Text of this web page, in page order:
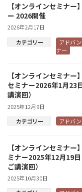
【オンラインセミナ
ー 2026開催
2026年2月17日
カテゴリー
アドバ
ナー
【オンラインセミナ
セミナー2026年1月
講演回）
2025年12月9日
カテゴリー
アドバ
【オンラインセミナ
ミナー2025年12月19
ご講演回）
2025年10月30日